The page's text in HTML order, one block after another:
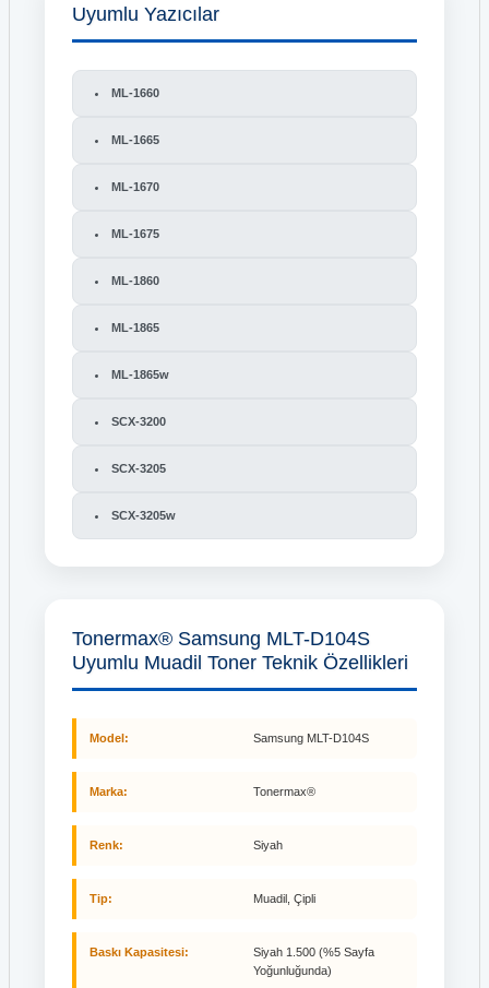
Uyumlu Yazıcılar
ML-1660
ML-1665
ML-1670
ML-1675
ML-1860
ML-1865
ML-1865w
SCX-3200
SCX-3205
SCX-3205w
Tonermax® Samsung MLT-D104S
Uyumlu Muadil Toner Teknik Özellikleri
Model: Samsung MLT-D104S
Marka: Tonermax®
Renk: Siyah
Tip: Muadil, Çipli
Baskı Kapasitesi:
Siyah 1.500 (%5 Sayfa
Yoğunluğunda)